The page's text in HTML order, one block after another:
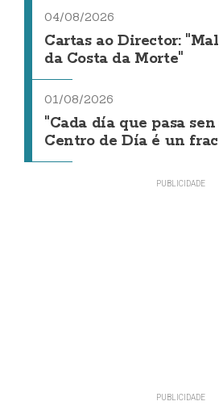
04/08/2026
Cartas ao Director:
da Costa da Morte"
01/08/2026
"Cada día que pasa
Centro de Día é un